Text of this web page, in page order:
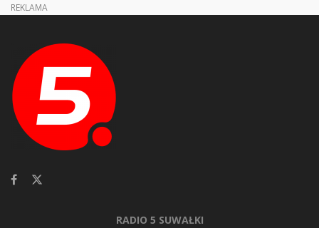
REKLAMA
RADIO 5 SUWAŁKI